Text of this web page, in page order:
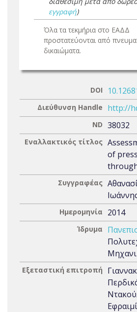
εγγραφή)
Όλα τα τεκμήρια στο ΕΑΔΔ
προστατεύονται από
δικαιώματα.
DOI
Διεύθυνση Handle http://
ND 38032
Εναλλακτικός τίτλος
of
Συγγραφέας
Ημερομηνία 2014
Ίδρυμα
Εξεταστική επιτροπή